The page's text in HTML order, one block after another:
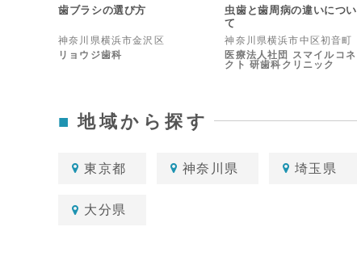
歯ブラシの選び方
神奈川県横浜市金沢区
リョウジ歯科
虫歯と歯周病の違いについ
て
神奈川県横浜市中区初音町
医療法人社団 スマイルコネ
クト 研歯科クリニック
地域から探す
東京都 神奈川県 埼玉県
大分県